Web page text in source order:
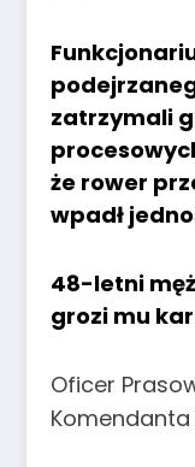
zatrzymali
że rower
wpadł
48-letni
grozi mu
Oficer
Komendanta